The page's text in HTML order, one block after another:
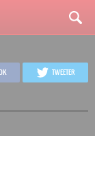
TWEETER